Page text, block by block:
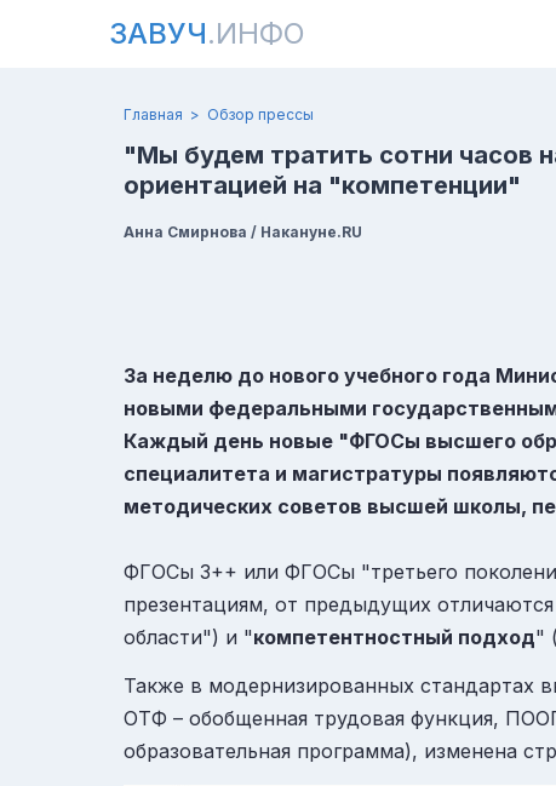
ЗАВУЧ.ИНФО
Главная Обзор прессы
"Мы будем тратить сотни часов
ориентацией на "компетенции"
Анна Смирнова / Накануне.RU
За неделю до нового учебного года
новыми федеральными
Каждый день новые "ФГОСы высшего
специалитета и магистратуры
методических советов высшей школы,
ФГОСы 3++ или ФГОСы "третьего
презентациям, от предыдущих
области") и "компетентностный подход"
Также в модернизированных стандартах
ОТФ – обобщенная трудовая функция,
образовательная программа), изменена